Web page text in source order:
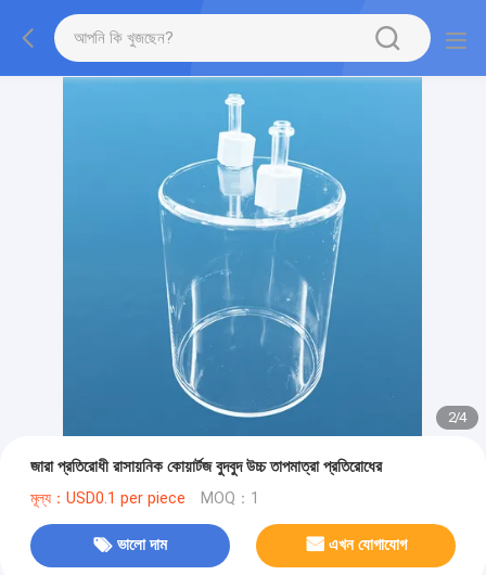
2/4
জারা প্রতিরোধী রাসায়নিক কোয়ার্টজ বুদবুদ উচ্চ তাপমাত্রা প্রতিরোধের
মূল্য：USD0.1 per piece MOQ：1
ভালো দাম এখন যোগাযোগ